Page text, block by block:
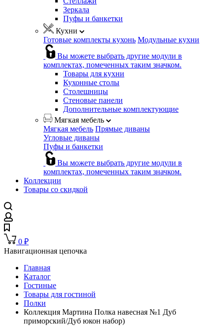
Зеркала
Пуфы и банкетки
Кухни
Готовые комплекты кухонь Модульные кухни
Вы можете выбрать другие модули в
комплектах, помеченных таким значком.
Товары для кухни
Кухонные столы
Столешницы
Стеновые панели
Дополнительные комплектующие
Мягкая мебель
Мягкая мебель Прямые диваны
Угловые диваны
Пуфы и банкетки
Вы можете выбрать другие модули в
комплектах, помеченных таким значком.
Коллекции
Товары со скидкой
0 ₽
Навигационная цепочка
Главная
Каталог
Гостиные
Товары для гостиной
Полки
Коллекция Мартина Полка навесная №1 Дуб
приморский/Дуб юкон набор)